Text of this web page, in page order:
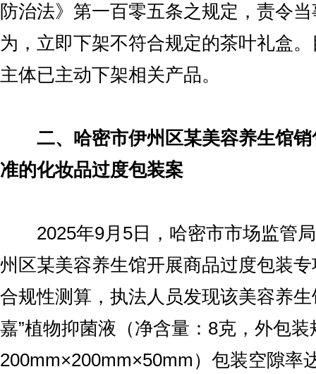
防治法》第一百零五条之规定，责令
为，立即下架不符合规定的茶叶礼盒
主体已主动下架相关产品。
二、哈密市伊州区某美容养生馆销
准的化妆品过度包装案
2025年9月5日，哈密市市场监管局
州区某美容养生馆开展商品过度包装
合规性测算，执法人员发现该美容养生
嘉”植物抑菌液（净含量：8克，外包装
200mm×200mm×50mm）包装空隙率